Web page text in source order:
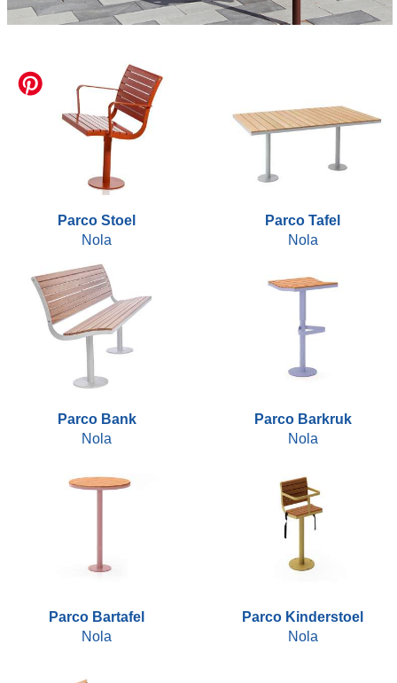
Parco Stoel
Nola
Parco Tafel
Nola
Parco Bank
Nola
Parco Barkruk
Nola
Parco Bartafel
Nola
Parco Kinderstoel
Nola